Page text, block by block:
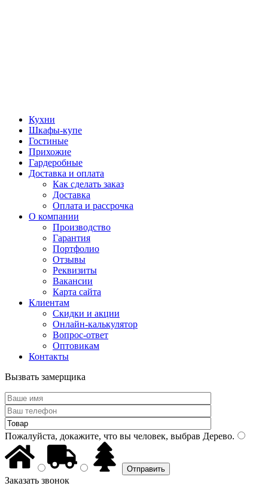
Кухни
Шкафы-купе
Гостиные
Прихожие
Гардеробные
Доставка и оплата
Как сделать заказ
Доставка
Оплата и рассрочка
О компании
Производство
Гарантия
Портфолио
Отзывы
Реквизиты
Вакансии
Карта сайта
Клиентам
Скидки и акции
Онлайн-калькулятор
Вопрос-ответ
Оптовикам
Контакты
Вызвать замерщика
Пожалуйста, докажите, что вы человек, выбрав Дерево.
Заказать звонок